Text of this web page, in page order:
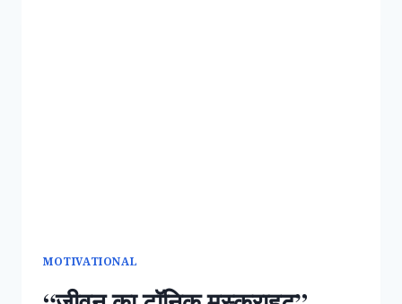
MOTIVATIONAL